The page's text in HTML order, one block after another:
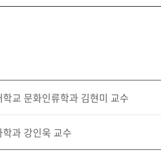
교 문화인류학과 김현미 교수
과 강인욱 교수